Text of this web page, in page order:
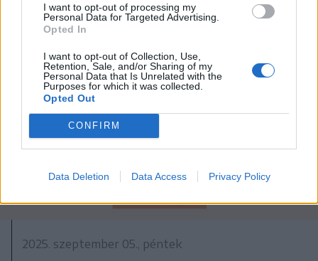
I want to opt-out of processing my
Personal Data for Targeted Advertising.
Opted In
I want to opt-out of Collection, Use,
Retention, Sale, and/or Sharing of my
Personal Data that Is Unrelated with the
Purposes for which it was collected.
Opted Out
CONFIRM
Data Deletion Data Access Privacy Policy
2025. szeptember 05., péntek